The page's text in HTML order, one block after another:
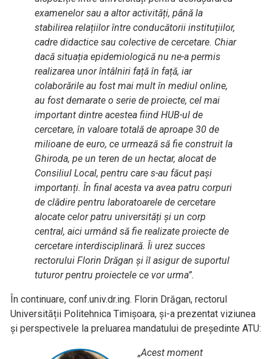
examenelor sau a altor activități, până la
stabilirea relațiilor între conducătorii instituțiilor,
cadre didactice sau colective de cercetare. Chiar
dacă situația epidemiologică nu ne-a permis
realizarea unor întâlniri față în față, iar
colaborările au fost mai mult în mediul online,
au fost demarate o serie de proiecte, cel mai
important dintre acestea fiind HUB-ul de
cercetare, în valoare totală de aproape 30 de
milioane de euro, ce urmează să fie construit la
Ghiroda, pe un teren de un hectar, alocat de
Consiliul Local, pentru care s-au făcut pași
importanți. În final acesta va avea patru corpuri
de clădire pentru laboratoarele de cercetare
alocate celor patru universități și un corp
central, aici urmând să fie realizate proiecte de
cercetare interdisciplinară. Îi urez succes
rectorului Florin Drăgan și îl asigur de suportul
tuturor pentru proiectele ce vor urma”.
În continuare, conf.univ.dr.ing. Florin Drăgan, rectorul
Universității Politehnica Timișoara, și-a prezentat viziunea
și perspectivele la preluarea mandatului de președinte ATU:
„Acest moment